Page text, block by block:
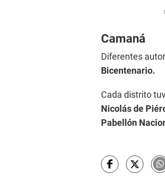
Camaná
Diferentes
Bicentenario.
Cada distrito
Nicolás de
Pabellón